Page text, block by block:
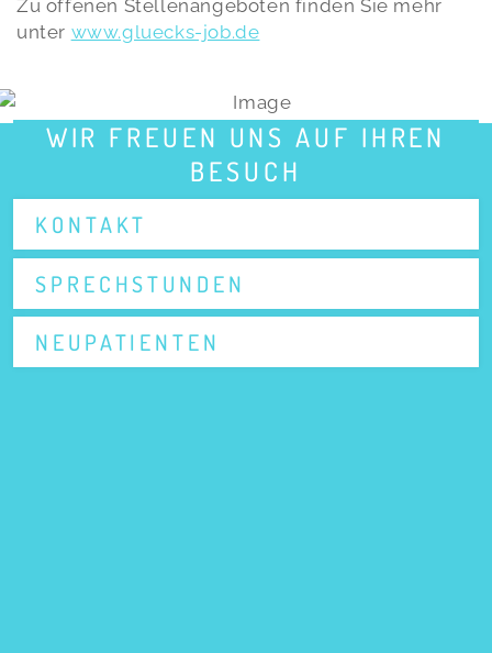
Zu offenen Stellenangeboten finden Sie mehr
unter www.gluecks-job.de
WIR FREUEN UNS AUF IHREN
BESUCH
KONTAKT
SPRECHSTUNDEN
NEUPATIENTEN